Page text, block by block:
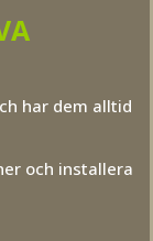
har dem alltid
och installera